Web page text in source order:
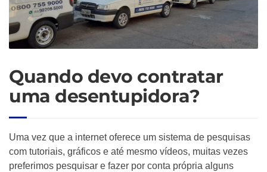
Quando devo contratar
uma desentupidora?
Uma vez que a internet oferece um sistema de pesquisas
com tutoriais, gráficos e até mesmo vídeos, muitas vezes
preferimos pesquisar e fazer por conta própria alguns